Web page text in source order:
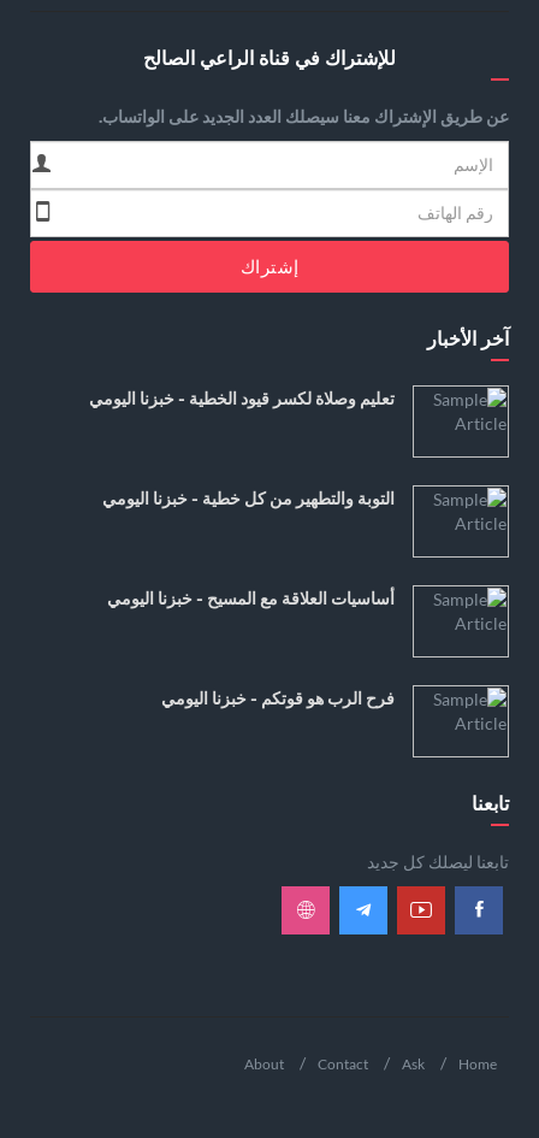
للإشتراك في قناة الراعي الصالح
عن طريق الإشتراك معنا سيصلك العدد الجديد على الواتساب.
إشتراك
آخر الأخبار
تعليم وصلاة لكسر قيود الخطية - خبزنا اليومي
التوبة والتطهير من كل خطية - خبزنا اليومي
أساسيات العلاقة مع المسيح - خبزنا اليومي
فرح الرب هو قوتكم - خبزنا اليومي
تابعنا
تابعنا ليصلك كل جديد
Home
Ask
Contact
About